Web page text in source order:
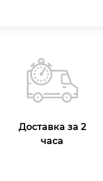
Доставка за 2
часа